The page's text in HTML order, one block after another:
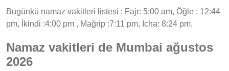
Bugünkü namaz vakitleri listesi : Fajr: 5:00 am, Öğle : 12:44
pm, İkindi :4:00 pm , Mağrip :7:11 pm, Icha: 8:24 pm.
Namaz vakitleri de Mumbai ağustos
2026